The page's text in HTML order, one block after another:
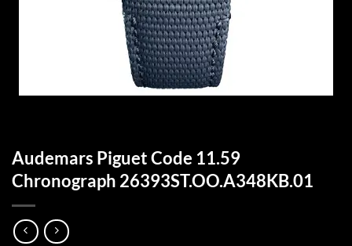
Audemars Piguet Code 11.59
Chronograph 26393ST.OO.A348KB.01